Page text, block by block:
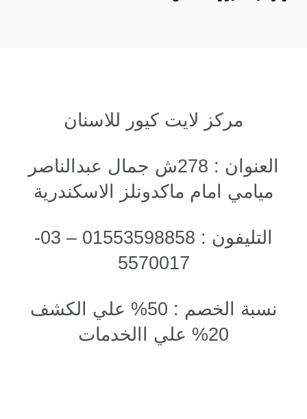
مركز لايت كيور للاسنان
العنوان : 278ش جمال عبدالناصر
ميامي امام ماكدونلز الاسكندرية
التليفون : 01553598858 – 03-
5570017
نسبة الخصم : 50% علي الكشف
20% علي االخدمات